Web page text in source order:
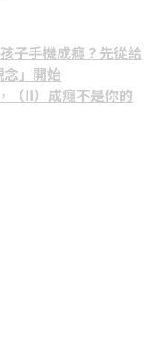
子手機成癮？先從給
」開始
（II）成癮不是你的